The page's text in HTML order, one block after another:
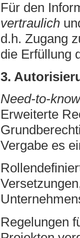
Für den
vertraulich
d.h. Zugang
die Erfüllung
3.
Need-to-know
Erweiterte
Vergabe es
Regelungen